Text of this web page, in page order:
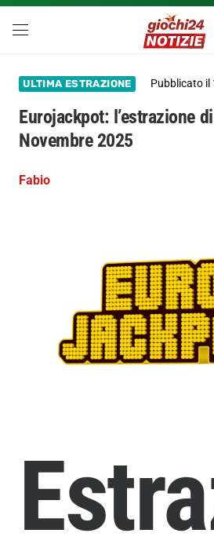
ULTIMA ESTRAZIONE Pubblicato il
Eurojackpot: l’estrazione
Novembre 2025
Fabio